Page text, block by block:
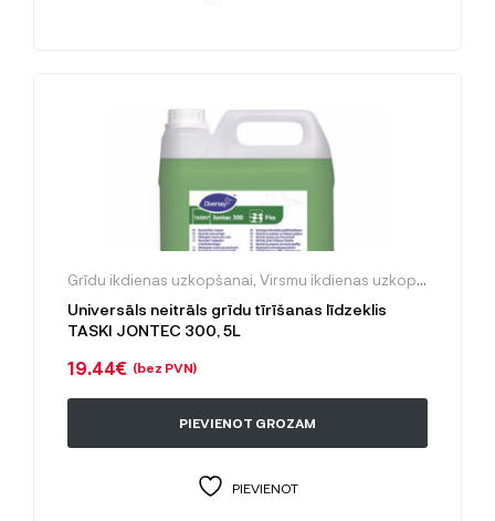
Grīdu ikdienas uzkopšanai Virsmu ikdienas uzkopšanai
Universāls neitrāls grīdu tīrīšanas līdzeklis
TASKI JONTEC 300, 5L
19.44€ (bez PVN)
PIEVIENOT GROZAM
PIEVIENOT